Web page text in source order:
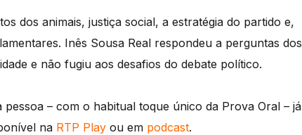
dos animais, justiça social, a estratégia do partido e,
Inês Sousa Real respondeu a perguntas dos
e não fugiu aos desafios do debate político.
– com o habitual toque único da Prova Oral – já
na RTP Play ou em podcast.